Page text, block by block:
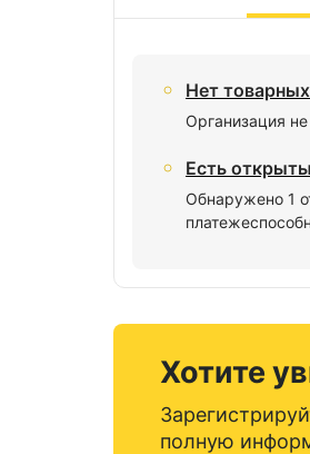
Нет
Организация
Есть
Обнаружено 1
Хотите
полную